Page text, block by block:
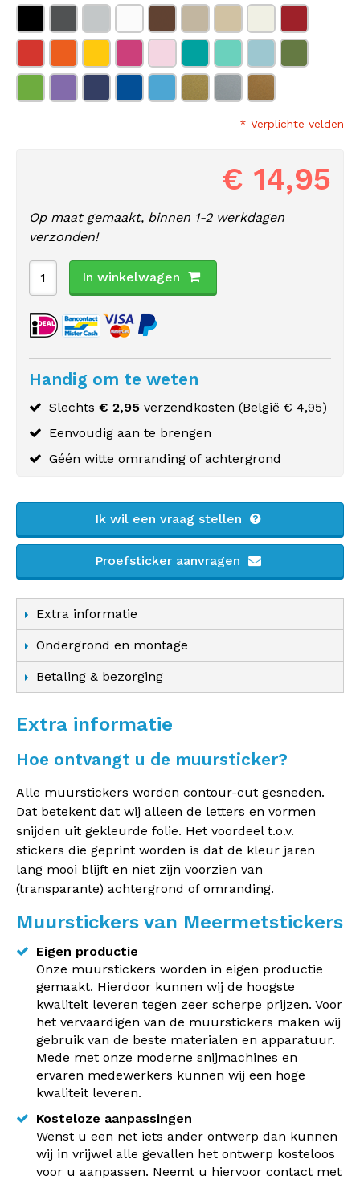
* Verplichte velden
€ 14,95
Op maat gemaakt, binnen 1-2 werkdagen
verzonden!
In winkelwagen
Handig om te weten
Slechts € 2,95 verzendkosten (België € 4,95)
Eenvoudig aan te brengen
Géén witte omranding of achtergrond
Ik wil een vraag stellen
Proefsticker aanvragen
Extra informatie
Ondergrond en montage
Betaling & bezorging
Extra informatie
Hoe ontvangt u de muursticker?
Alle muurstickers worden contour-cut gesneden.
Dat betekent dat wij alleen de letters en vormen
snijden uit gekleurde folie. Het voordeel t.o.v.
stickers die geprint worden is dat de kleur jaren
lang mooi blijft en niet zijn voorzien van
(transparante) achtergrond of omranding.
Muurstickers van Meermetstickers
Eigen productie
Onze muurstickers worden in eigen productie
gemaakt. Hierdoor kunnen wij de hoogste
kwaliteit leveren tegen zeer scherpe prijzen. Voor
het vervaardigen van de muurstickers maken wij
gebruik van de beste materialen en apparatuur.
Mede met onze moderne snijmachines en
ervaren medewerkers kunnen wij een hoge
kwaliteit leveren.
Kosteloze aanpassingen
Wenst u een net iets ander ontwerp dan kunnen
wij in vrijwel alle gevallen het ontwerp kosteloos
voor u aanpassen. Neemt u hiervoor contact met